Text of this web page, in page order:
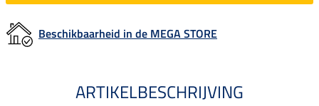
Beschikbaarheid in de MEGA STORE
ARTIKELBESCHRIJVING